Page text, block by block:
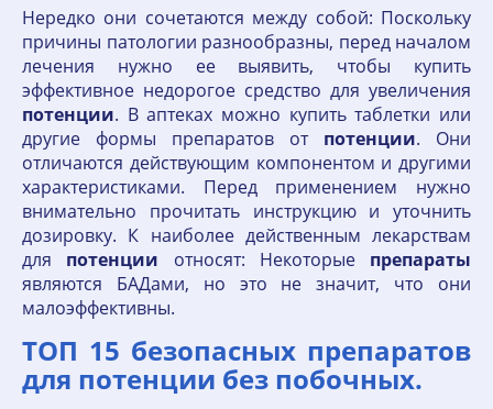
Нередко они сочетаются между собой: Поскольку
причины патологии разнообразны, перед началом
лечения нужно ее выявить, чтобы купить
эффективное недорогое средство для увеличения
потенции. В аптеках можно купить таблетки или
другие формы препаратов от потенции. Они
отличаются действующим компонентом и другими
характеристиками. Перед применением нужно
внимательно прочитать инструкцию и уточнить
дозировку. К наиболее действенным лекарствам
для потенции относят: Некоторые препараты
являются БАДами, но это не значит, что они
малоэффективны.
ТОП 15 безопасных препаратов
для потенции без побочных.